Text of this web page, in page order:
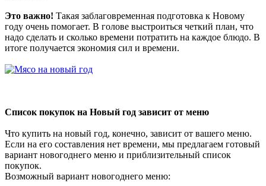
Это важно! Такая заблаговременная подготовка к Новому
году очень помогает. В голове выстроиться четкий план, что
надо сделать и сколько времени потратить на каждое блюдо. В
итоге получается экономия сил и времени.
Список покупок на Новый год зависит от меню
Что купить на новый год, конечно, зависит от вашего меню.
Если на его составления нет времени, мы предлагаем готовый
вариант новогоднего меню и приблизительный список
покупок.
Возможный вариант новогоднего меню: